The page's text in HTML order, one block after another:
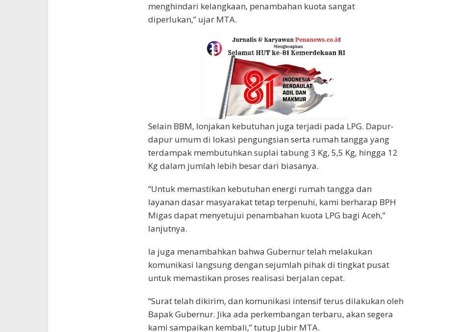
menghindari kelangkaan, penambahan kuota sangat
diperlukan,” ujar MTA.
Selain BBM, lonjakan kebutuhan juga terjadi pada LPG. Dapur-
dapur umum di lokasi pengungsian serta rumah tangga yang
terdampak membutuhkan suplai tabung 3 Kg, 5,5 Kg, hingga 12
Kg dalam jumlah lebih besar dari biasanya.
“Untuk memastikan kebutuhan energi rumah tangga dan
layanan dasar masyarakat tetap terpenuhi, kami berharap BPH
Migas dapat menyetujui penambahan kuota LPG bagi Aceh,”
lanjutnya.
Ia juga menambahkan bahwa Gubernur telah melakukan
komunikasi langsung dengan sejumlah pihak di tingkat pusat
untuk memastikan proses realisasi berjalan cepat.
“Surat telah dikirim, dan komunikasi intensif terus dilakukan oleh
Bapak Gubernur. Jika ada perkembangan terbaru, akan segera
kami sampaikan kembali,” tutup Jubir MTA.